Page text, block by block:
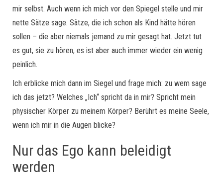
mir selbst. Auch wenn ich mich vor den Spiegel stelle und mir
nette Sätze sage. Sätze, die ich schon als Kind hätte hören
sollen – die aber niemals jemand zu mir gesagt hat. Jetzt tut
es gut, sie zu hören, es ist aber auch immer wieder ein wenig
peinlich.
Ich erblicke mich dann im Siegel und frage mich: zu wem sage
ich das jetzt? Welches „Ich“ spricht da in mir? Spricht mein
physischer Körper zu meinem Körper? Berührt es meine Seele,
wenn ich mir in die Augen blicke?
Nur das Ego kann beleidigt
werden